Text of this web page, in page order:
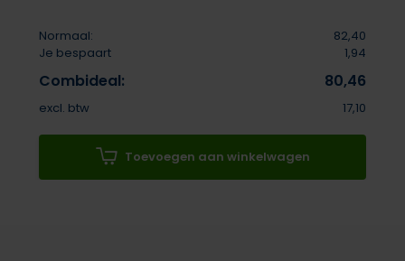
Normaal:
82,40
Je bespaart
1,94
Combideal: 80,46
excl. btw 17,10
Toevoegen aan winkelwagen